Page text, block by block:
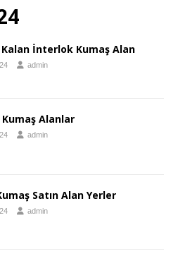
Kalan İnterlok Kumaş Alan
admin
Kumaş Alanlar
admin
Satın Alan Yerler
admin